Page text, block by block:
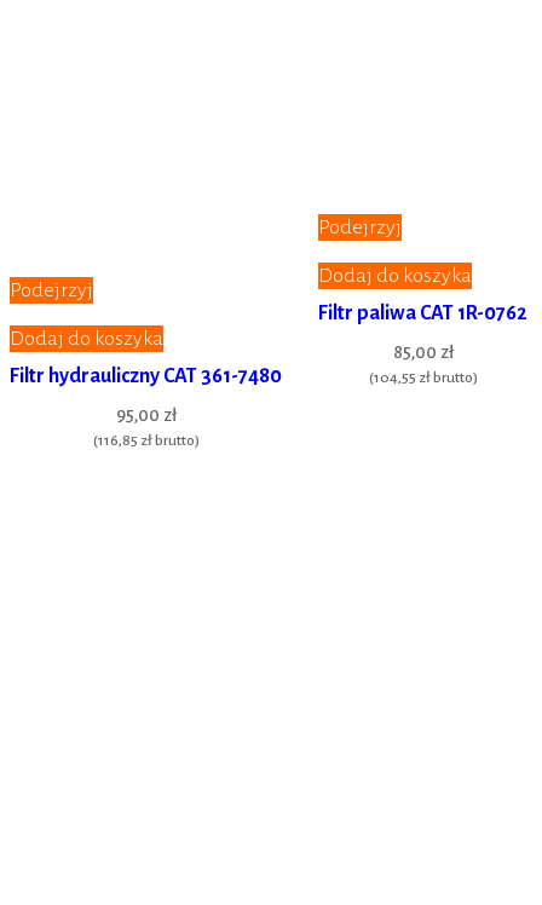
Podejrzyj
Dodaj do koszyka
Filtr hydrauliczny CAT 361-7480
95,00 zł
(116,85 złbrutto)
Podejrzyj
Dodaj do koszyka
Filtr paliwa CAT 1R-0762
85,00 zł
(104,55 złbrutto)